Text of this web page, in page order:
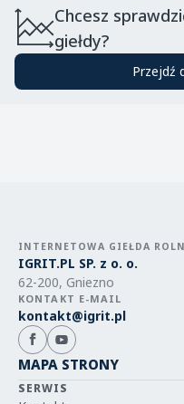
Chcesz
giełdy?
Przejdź
INTERNETOWA GIEŁDA
IGRIT.PL SP. z o. o.
62-200, Gniezno
KONTAKT E-MAIL
kontakt@igrit.pl
MAPA STRONY
SERWIS